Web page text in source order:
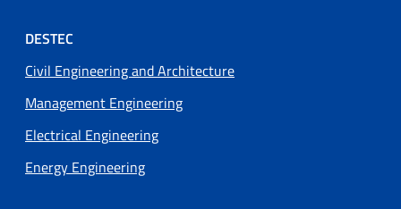
Footer menu
DESTEC
Civil Engineering and Architecture
Management Engineering
Electrical Engineering
Energy Engineering